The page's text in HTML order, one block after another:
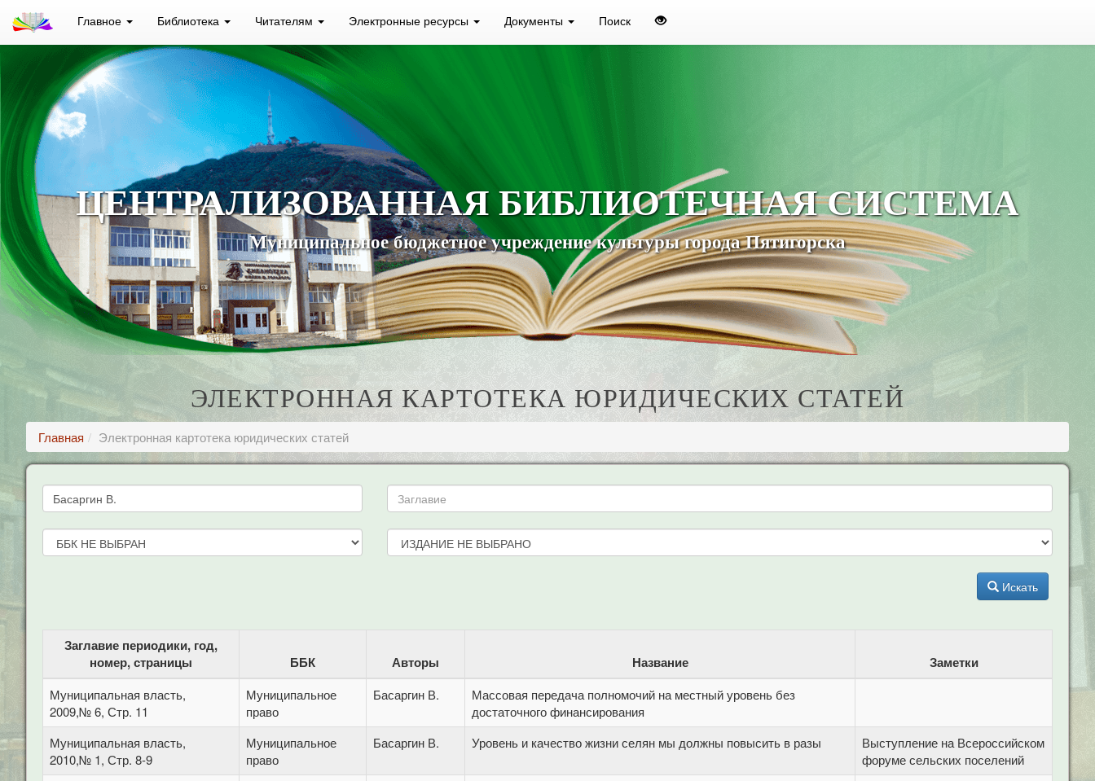
Главное Библиотека Читателям Электронные ресурсы Документы Поиск
ЦЕНТРАЛИЗОВАННАЯ БИБЛИОТЕЧНАЯ СИСТЕМА
Муниципальное бюджетное учреждение культуры города Пятигорска
ЭЛЕКТРОННАЯ КАРТОТЕКА ЮРИДИЧЕСКИХ СТАТЕЙ
Главная Электронная картотека юридических статей
Искать
Заглавие периодики, год,
номер, страницы
ББК Авторы Название Заметки
Муниципальная власть,
2009,№ 6, Стр. 11
Муниципальное
право
Басаргин В.
Массовая передача полномочий на местный уровень без
достаточного финансирования
Муниципальная власть,
2010,№ 1, Стр. 8-9
Муниципальное
право
Басаргин В. Уровень и качество жизни селян мы должны повысить в разы
Выступление на Всероссийском
форуме сельских поселений